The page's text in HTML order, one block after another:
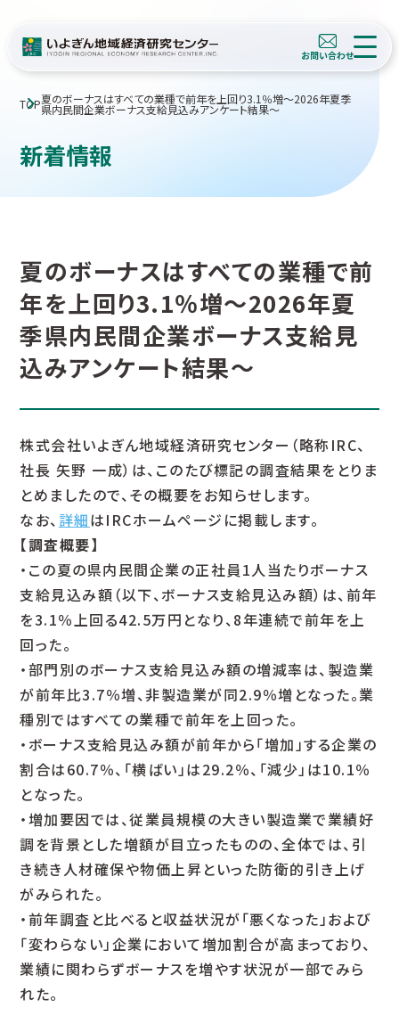
TOP夏のボーナスはすべての業種で前年を上回り3.1％増～2026年夏季
県内民間企業ボーナス支給見込みアンケート結果～
新着情報
夏のボーナスはすべての業種で前
年を上回り3.1％増～2026年夏
季県内民間企業ボーナス支給見
込みアンケート結果～
株式会社いよぎん地域経済研究センター（略称IRC、
社長 矢野 一成）は、このたび標記の調査結果をとりま
とめましたので、その概要をお知らせします。
なお、詳細はIRCホームページに掲載します。
【調査概要】
・この夏の県内民間企業の正社員1人当たりボーナス
支給見込み額（以下、ボーナス支給見込み額）は、前年
を3.1％上回る42.5万円となり、8年連続で前年を上
回った。
・部門別のボーナス支給見込み額の増減率は、製造業
が前年比3.7％増、非製造業が同2.9％増となった。業
種別ではすべての業種で前年を上回った。
・ボーナス支給見込み額が前年から「増加」する企業の
割合は60.7％、「横ばい」は29.2％、「減少」は10.1％
となった。
・増加要因では、従業員規模の大きい製造業で業績好
調を背景とした増額が目立ったものの、全体では、引
き続き人材確保や物価上昇といった防衛的引き上げ
がみられた。
・前年調査と比べると収益状況が「悪くなった」および
「変わらない」企業において増加割合が高まっており、
業績に関わらずボーナスを増やす状況が一部でみら
れた。